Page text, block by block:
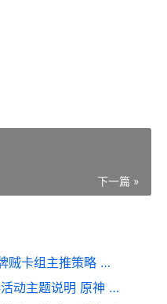
下一篇 »
《炉石传说》暗月马戏团爆牌贼卡组主推策略 炉石传说暗言术
《原神》4.7飞迸湍流二重奏活动主题说明 原神 飞